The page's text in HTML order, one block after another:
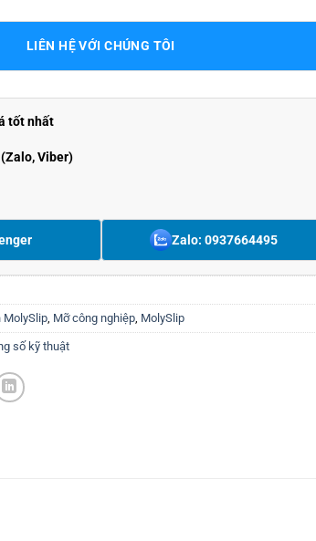
LIÊN HỆ VỚI CHÚNG TÔI
tốt nhất
(Zalo, Viber)
Zalo: 0937664495
MolySlip, Mỡ công nghiệp, MolySlip
số kỹ thuật